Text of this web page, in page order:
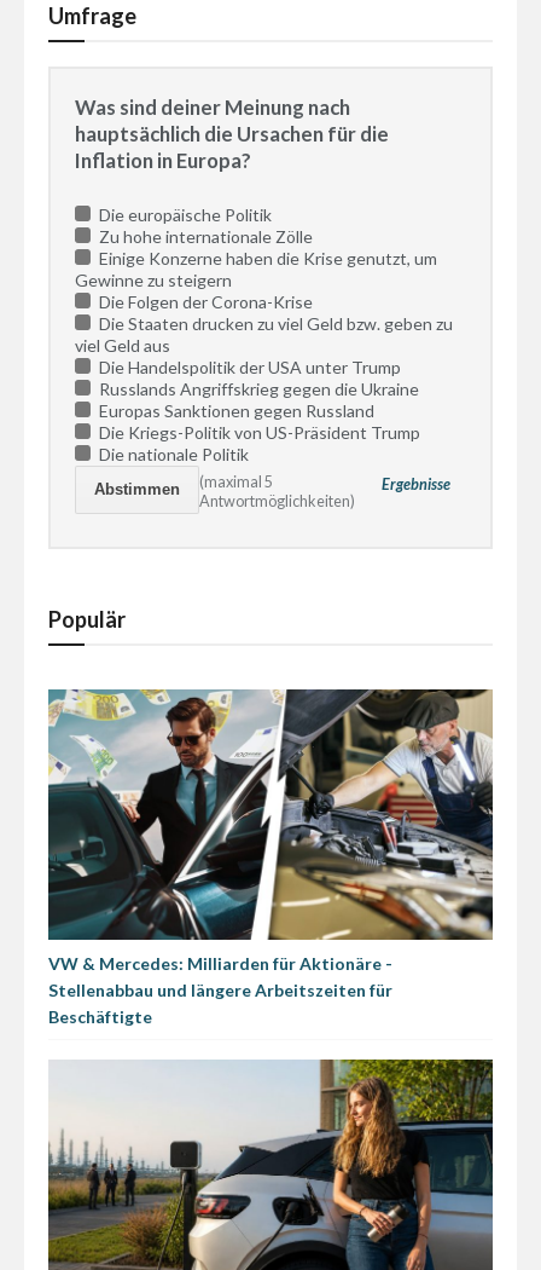
Umfrage
Was sind deiner Meinung nach
hauptsächlich die Ursachen für die
Inflation in Europa?
Die europäische Politik
Zu hohe internationale Zölle
Einige Konzerne haben die Krise genutzt, um
Gewinne zu steigern
Die Folgen der Corona-Krise
Die Staaten drucken zu viel Geld bzw. geben zu
viel Geld aus
Die Handelspolitik der USA unter Trump
Russlands Angriffskrieg gegen die Ukraine
Europas Sanktionen gegen Russland
Die Kriegs-Politik von US-Präsident Trump
Die nationale Politik
Ergebnisse
(maximal 5
Antwortmöglichkeiten)
Populär
VW & Mercedes: Milliarden für Aktionäre -
Stellenabbau und längere Arbeitszeiten für
Beschäftigte